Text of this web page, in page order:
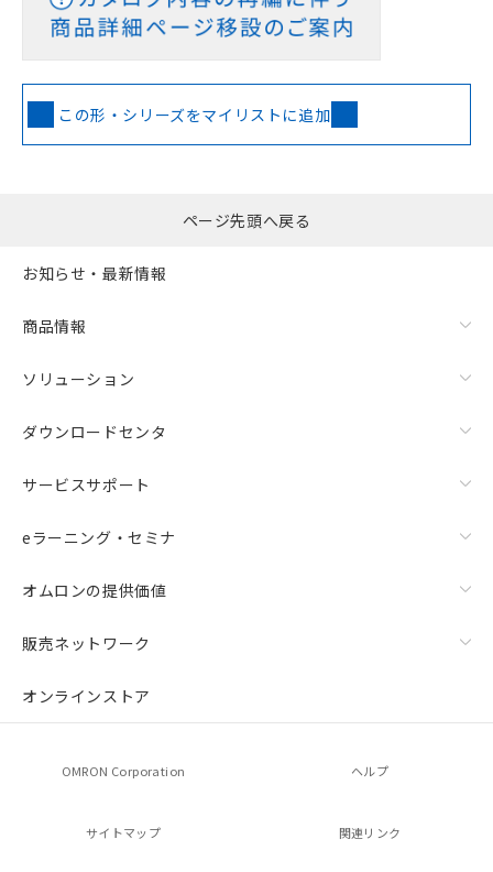
この形・シリーズをマイリストに追加
ページ先頭へ戻る
お知らせ・最新情報
商品情報
ソリューション
ダウンロードセンタ
サービスサポート
eラーニング・セミナ
オムロンの提供価値
販売ネットワーク
オンラインストア
OMRON Corporation ヘルプ
サイトマップ 関連リンク